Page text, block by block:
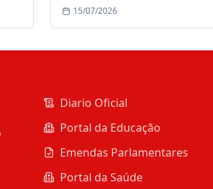
comunidades rurais de Mairi
durante o mês de julho
15/07/2026
Diario Oficial
Portal da Educação
Emendas Parlamentares
Portal da Saúde